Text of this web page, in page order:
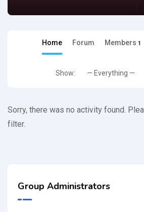
Home Forum Members 1
Show:
Sorry, there was no activity found.
filter.
Group Administrators